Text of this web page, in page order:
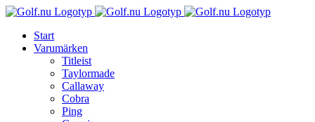
Fortsätt
innehållet
Start
Varumärken
Titleist
Taylormade
Callaway
Cobra
Ping